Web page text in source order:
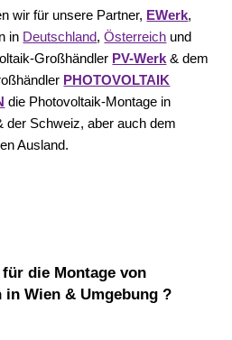
wir für unsere Partner, EWerk,
in Deutschland,Österreich und
Großhändler PV-Werk & dem
PHOTOVOLTAIK
die Photovoltaik-Montage in
der Schweiz, aber auch dem
Ausland.
die Montage von
Wien & Umgebung ?